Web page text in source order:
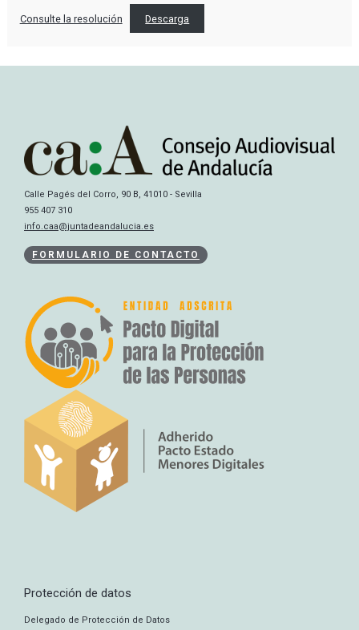
Consulte la resolución Descarga
Calle Pagés del Corro, 90 B, 41010 - Sevilla
955 407 310
info.caa@juntadeandalucia.es
FORMULARIO DE CONTACTO
Protección de datos
Delegado de Protección de Datos